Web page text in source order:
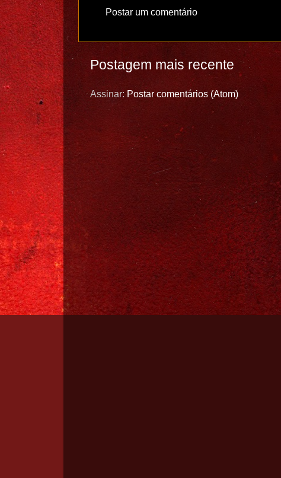
Postar um comentário
Postagem mais recente
Assinar: Postar comentários (Atom)